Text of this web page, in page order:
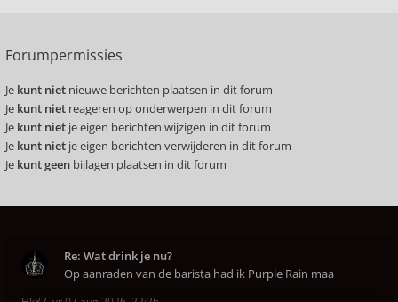
Forumpermissies
Je kunt niet nieuwe berichten plaatsen in dit forum
Je kunt niet reageren op onderwerpen in dit forum
Je kunt niet je eigen berichten wijzigen in dit forum
Je kunt niet je eigen berichten verwijderen in dit forum
Je kunt geen bijlagen plaatsen in dit forum
Re: Wat drink je nu?
Op aanraden van de barista had ik Purple Rain maa